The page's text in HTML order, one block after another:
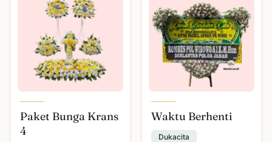
Paket Bunga Krans
4
Waktu Berhenti
Dukacita